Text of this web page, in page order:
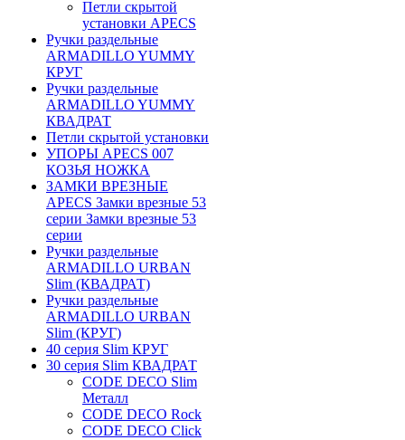
Петли скрытой
установки APECS
Ручки раздельные
ARMADILLO YUMMY
КРУГ
Ручки раздельные
ARMADILLO YUMMY
КВАДРАТ
Петли скрытой установки
УПОРЫ APECS 007
КОЗЬЯ НОЖКА
ЗАМКИ ВРЕЗНЫЕ
APECS Замки врезные 53
серии Замки врезные 53
серии
Ручки раздельные
ARMADILLO URBAN
Slim (КВАДРАТ)
Ручки раздельные
ARMADILLO URBAN
Slim (КРУГ)
40 серия Slim КРУГ
30 серия Slim КВАДРАТ
CODE DECO Slim
Металл
CODE DECO Rock
CODE DECO Click